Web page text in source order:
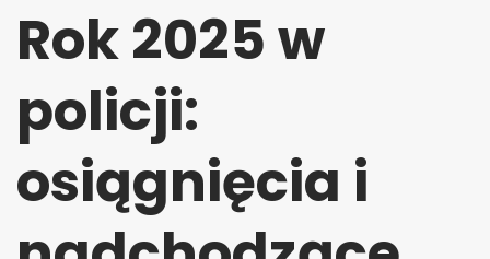
Rok 2025 w
policji:
osiągnięcia i